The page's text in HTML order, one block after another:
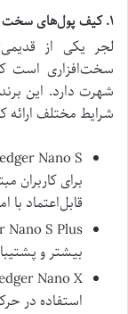
۱. کیف پول‌های سخت افزاری لجر
لجر یکی از
سخت‌افزاری است که
شهرت دارد. این
شرایط مختلف ارائه
برای کاربران
قابل‌اعتماد با
بیشتر و
استفاده در